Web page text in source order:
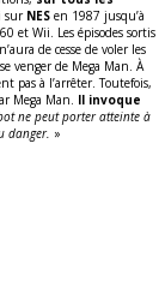
sur NES en 1987 jusqu’à
et Wii. Les épisodes sortis
de cesse de voler les
venger de Mega Man. À
pas à l’arrêter. Toutefois,
Mega Man. Il invoque
ne peut porter atteinte à
danger. »